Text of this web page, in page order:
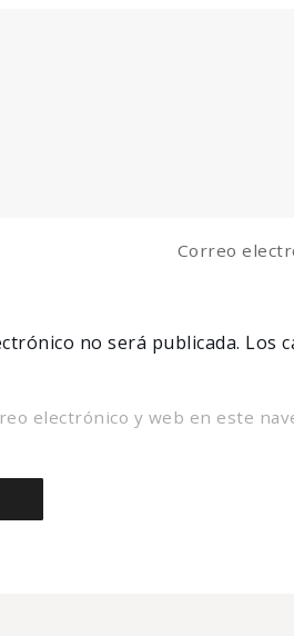
no será publicada. Los
Correo
electrónico y web en este